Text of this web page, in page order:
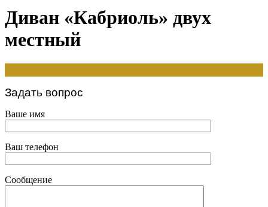
Диван «Кабриоль» двух
местный
Задать вопрос
Ваше имя
Ваш телефон
Сообщение